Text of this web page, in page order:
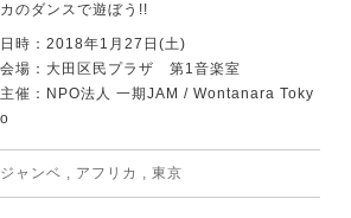
カのダンスで遊ぼう!!
日時：2018年1月27日(土)
会場：大田区民プラザ 第1音楽室
主催：NPO法人 一期JAM / Wontanara Toky
o
ジャンベ , アフリカ , 東京